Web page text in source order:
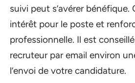
suivi peut s’avérer
intérêt pour le poste et
professionnelle. Il est
recruteur par email environ
l’envoi de votre candidature.